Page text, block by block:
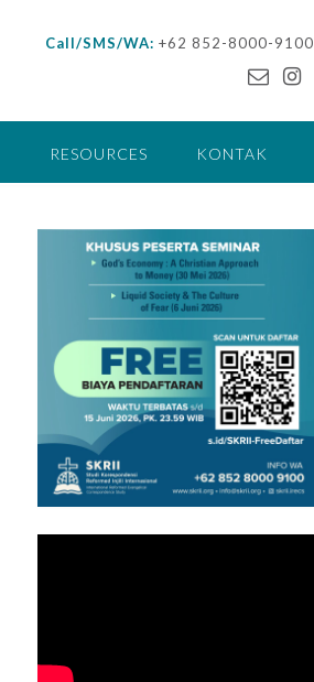
Call/SMS/WA: +62 852-8000-9100
RESOURCES KONTAK